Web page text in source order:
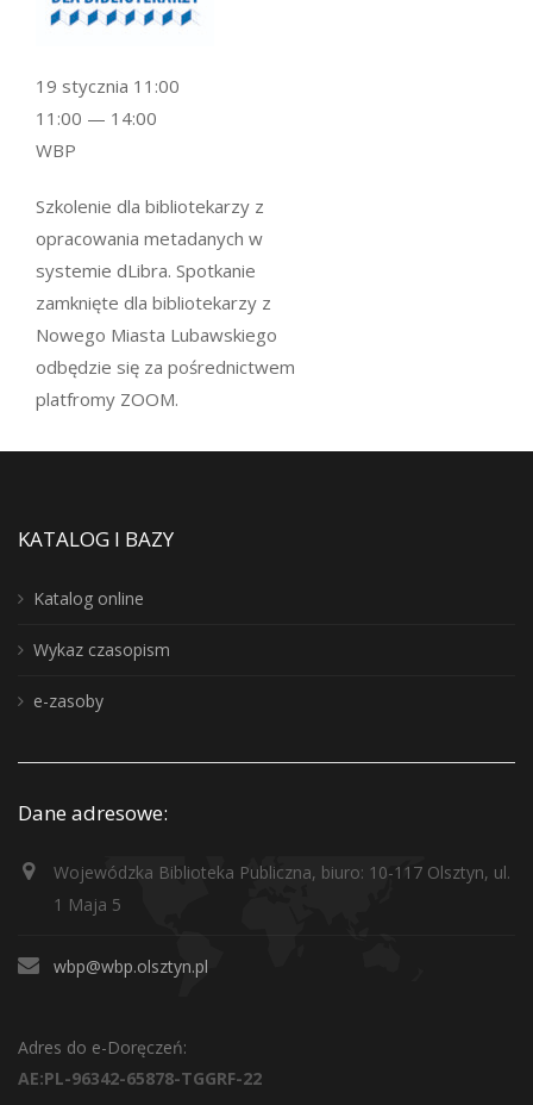
Szkolenie dla bibliotekarzy z
opracowania metadanych w
systemie dLibra. Spotkanie
zamknięte dla bibliotekarzy z
Nowego Miasta Lubawskiego
odbędzie się za pośrednictwem
platfromy ZOOM.
19 stycznia 11:00
11:00 — 14:00
WBP
KATALOG I BAZY
Katalog online
Wykaz czasopism
e-zasoby
Dane adresowe:
Wojewódzka Biblioteka Publiczna, biuro: 10-117 Olsztyn, ul.
1 Maja 5
wbp@wbp.olsztyn.pl
Adres do e-Doręczeń:
AE:PL-96342-65878-TGGRF-22